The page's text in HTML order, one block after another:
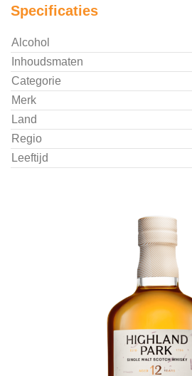
Specificaties
Alcohol
Inhoudsmaten
Categorie
Merk
Land
Regio
Leeftijd